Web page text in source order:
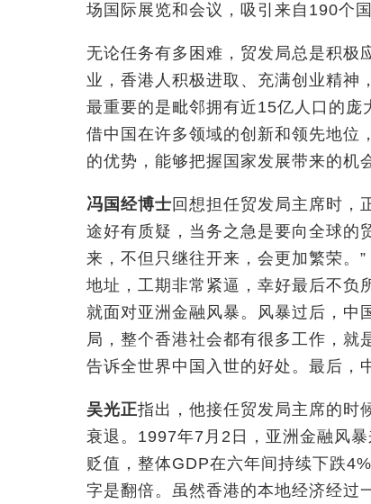
场国际展览和会议，吸引来自190个
无论任务有多困难，贸发局总是积极
业，香港人积极进取、充满创业精神
最重要的是毗邻拥有近15亿人口的
借中国在许多领域的创新和领先地位
的优势，能够把握国家发展带来的机
冯国经博士 回想担任贸发局主席时 ，
途好有质疑，当务之急是要向全球的
来，不但只继往开来，会更加繁荣。
地址，工期非常紧逼，幸好最后不负
就面对亚洲金融风暴。风暴过后，中
局，整个香港社会都有很多工作，就
告诉全世界中国入世的好处。最后，
吴光正指出，他接任贸发局主席的时
衰退。1997年7月2日，亚洲金融风
贬值，整体GDP在六年间持续下跌
字是翻倍。虽然香港的本地经济经过